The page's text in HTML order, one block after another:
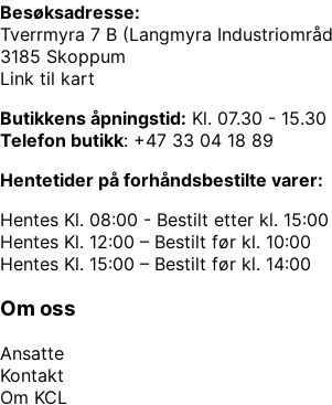
Besøksadresse:
Tverrmyra 7 B (Langmyra
3185 Skoppum
Link til kart
Butikkens åpningstid: Kl. 07.30 - 15.30
Telefon butikk: +47 33 04 18 89
Hentetider på forhåndsbestilte varer:
Hentes Kl. 08:00 - Bestilt etter kl.
Hentes Kl. 12:00 – Bestilt før kl. 10:00
Hentes Kl. 15:00 – Bestilt før kl. 14:00
Om oss
Ansatte
Kontakt
Om KCL